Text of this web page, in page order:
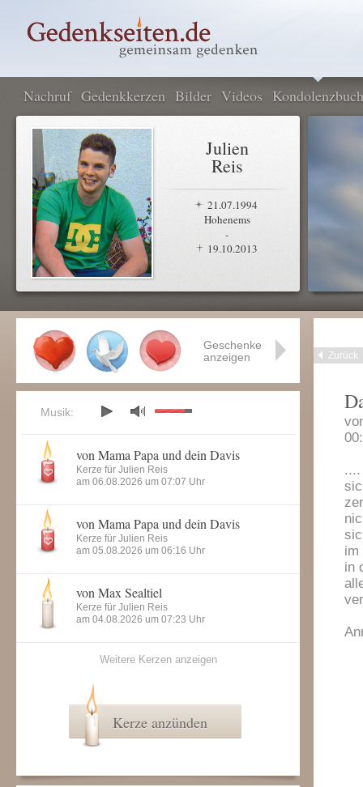
Nachruf Gedenkkerzen Bilder Videos Kondolenzbuch
Julien
Reis
21.07.1994
Hohenems
-
19.10.2013
Zurück
im
in
Geschenke
anzeigen
Musik:
von Mama Papa und dein Davis
Kerze für Julien Reis
am 06.08.2026 um 07:07 Uhr
von Mama Papa und dein Davis
Kerze für Julien Reis
am 05.08.2026 um 06:16 Uhr
von Max Sealtiel
Kerze für Julien Reis
am 04.08.2026 um 07:23 Uhr
Weitere Kerzen anzeigen
Kerze anzünden